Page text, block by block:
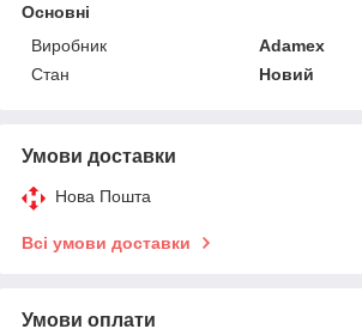
Основні
Виробник
Adamex
Стан
Новий
Умови доставки
Нова Пошта
Всі умови доставки
Умови оплати